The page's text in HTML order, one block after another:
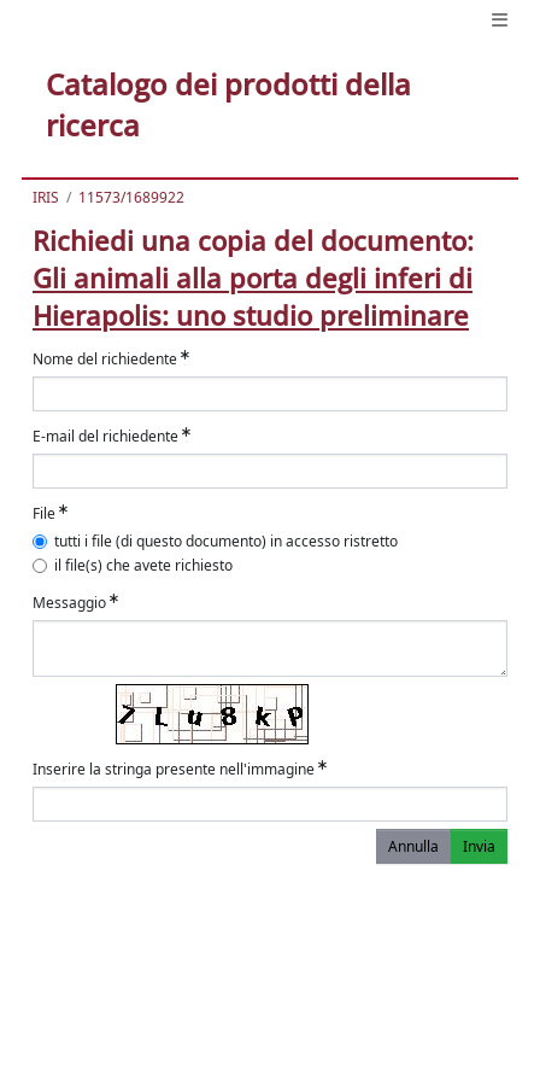
Catalogo dei prodotti della
ricerca
IRIS 11573/1689922
Richiedi una copia del documento:
Gli animali alla porta degli inferi di
Hierapolis: uno studio preliminare
Nome del richiedente
E-mail del richiedente
File
tutti i file (di questo documento) in accesso ristretto
il file(s) che avete richiesto
Messaggio
Inserire la stringa presente nell'immagine
Annulla Invia